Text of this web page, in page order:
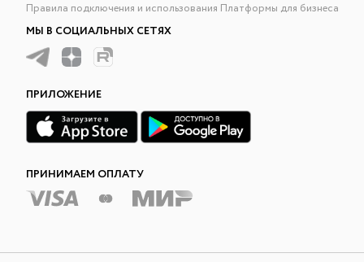
Правила подключения и использования Платформы для бизнеса
МЫ В СОЦИАЛЬНЫХ СЕТЯХ
ПРИЛОЖЕНИЕ
ПРИНИМАЕМ ОПЛАТУ